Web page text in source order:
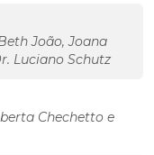
João, Joana
Luciano Schutz
Chechetto e